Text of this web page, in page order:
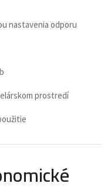
nastavenia odporu
prostredí